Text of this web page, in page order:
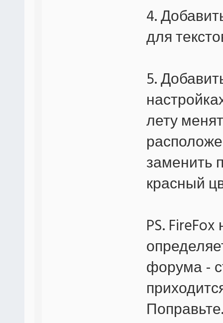
4.
для
5.
лету
заменить
красный
PS.
форума -